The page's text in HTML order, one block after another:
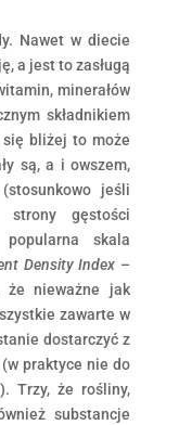
Nawet w diecie
a jest to zasługą
minerałów
składnikiem
bliżej to może
są, a i owszem,
jeśli
gęstości
skala
Density Index –
że nieważne jak
zawarte w
dostarczyć z
praktyce nie do
Trzy, że rośliny,
substancje